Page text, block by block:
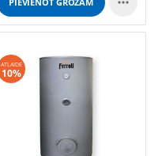
ATLAIDE
10%